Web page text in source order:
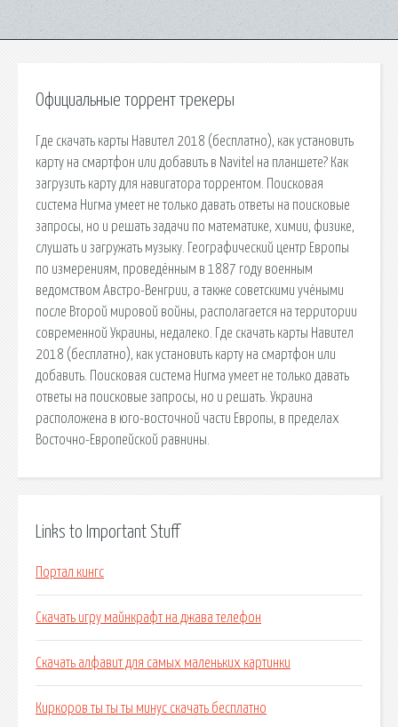
Официальные торрент трекеры
Где скачать карты Навител 2018 (бесплатно), как установить
карту на смартфон или добавить в Navitel на планшете? Как
загрузить карту для навигатора торрентом. Поисковая
система Нигма умеет не только давать ответы на поисковые
запросы, но и решать задачи по математике, химии, физике,
слушать и загружать музыку. Географический центр Европы
по измерениям, проведённым в 1887 году военным
ведомством Австро-Венгрии, а также советскими учёными
после Второй мировой войны, располагается на территории
современной Украины, недалеко. Где скачать карты Навител
2018 (бесплатно), как установить карту на смартфон или
добавить. Поисковая система Нигма умеет не только давать
ответы на поисковые запросы, но и решать. Украина
расположена в юго-восточной части Европы, в пределах
Восточно-Европейской равнины.
Links to Important Stuff
Портал кингс
Скачать игру майнкрафт на джава телефон
Скачать алфавит для самых маленьких картинки
Киркоров ты ты ты минус скачать бесплатно